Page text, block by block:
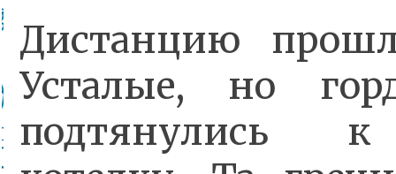
Дистанцию
Усталые, но
подтянулись к